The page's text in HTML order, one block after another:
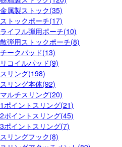
金属製ストック(35)
ストックポーチ(17)
ライフル弾用ポーチ(10)
散弾用ストックポーチ(8)
チークパッド(13)
リコイルパッド(9)
スリング(198)
スリング本体(92)
マルチスリング(20)
1ポイントスリング(21)
2ポイントスリング(45)
3ポイントスリング(7)
スリングフック(8)